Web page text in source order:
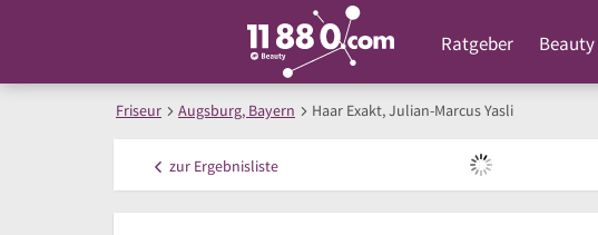
Ratgeber
Friseur Augsburg, Bayern Haar Exakt, Julian-Marcus Yasli
zur Ergebnisliste